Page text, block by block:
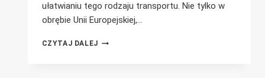
ułatwianiu tego rodzaju transportu. Nie tylko w
obrębie Unii Europejskiej,…
CZYTAJ DALEJROLA